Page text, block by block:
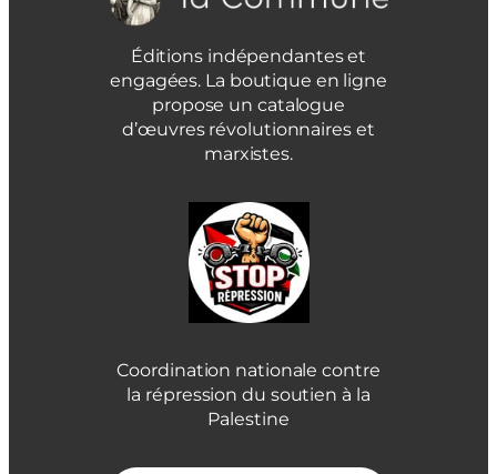
Éditions indépendantes et
engagées. La boutique en ligne
propose un catalogue
d’œuvres révolutionnaires et
marxistes.
Coordination nationale contre
la répression du soutien à la
Palestine